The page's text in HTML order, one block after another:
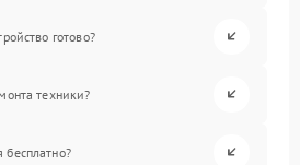
готово?
техники?
бесплатно?